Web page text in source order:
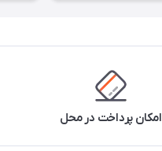
امکان پرداخت در محل